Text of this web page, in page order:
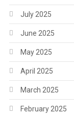
July 2025
June 2025
May 2025
April 2025
March 2025
February 2025